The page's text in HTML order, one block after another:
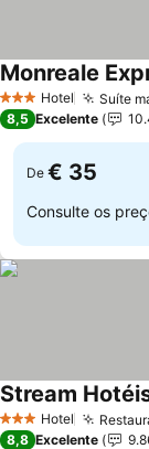
3 EstrelasHotel Suíte
Monreale
8,5 Excelente
De € 35
Consulte os
3 EstrelasHotel
Stream
8,8 Excelente